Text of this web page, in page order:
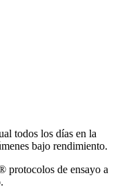
todos los días en la
bajo rendimiento.
de ensayo a